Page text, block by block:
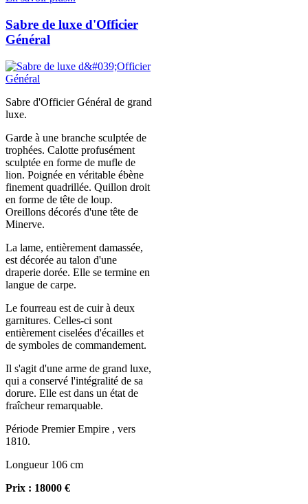
Sabre de luxe d'Officier
Général
Sabre d'Officier Général de grand
luxe.
Garde à une branche sculptée de
trophées. Calotte profusément
sculptée en forme de mufle de
lion. Poignée en véritable ébène
finement quadrillée. Quillon droit
en forme de tête de loup.
Oreillons décorés d'une tête de
Minerve.
La lame, entièrement damassée,
est décorée au talon d'une
draperie dorée. Elle se termine en
langue de carpe.
Le fourreau est de cuir à deux
garnitures. Celles-ci sont
entièrement ciselées d'écailles et
de symboles de commandement.
Il s'agit d'une arme de grand luxe,
qui a conservé l'intégralité de sa
dorure. Elle est dans un état de
fraîcheur remarquable.
Période Premier Empire , vers
1810.
Longueur 106 cm
Prix : 18000 €